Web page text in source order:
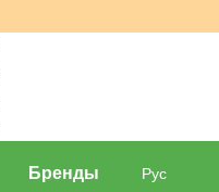
Бренды Рус